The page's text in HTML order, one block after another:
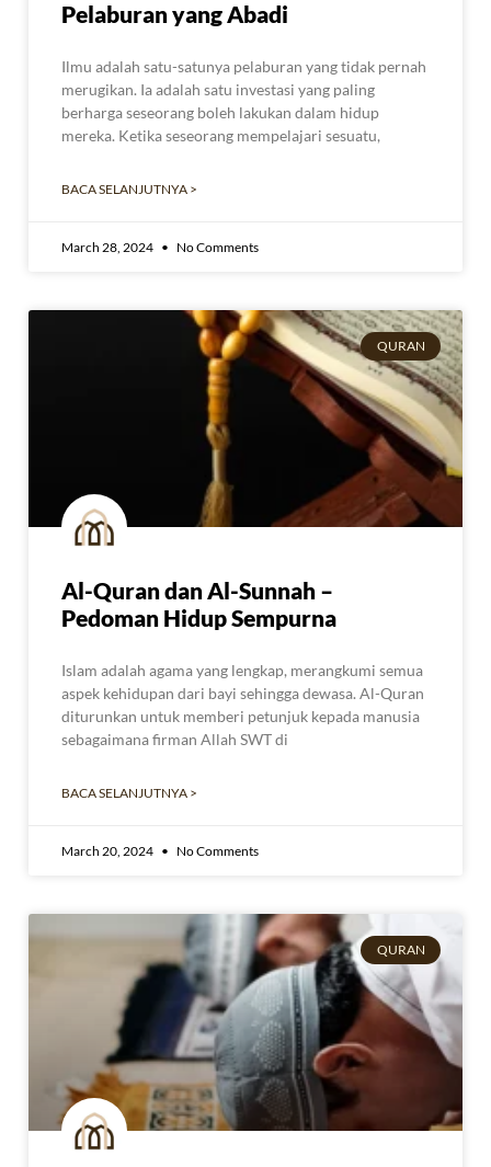
Pelaburan yang Abadi
Ilmu adalah satu-satunya pelaburan yang tidak pernah
merugikan. Ia adalah satu investasi yang paling
berharga seseorang boleh lakukan dalam hidup
mereka. Ketika seseorang mempelajari sesuatu,
BACA SELANJUTNYA >
March 28, 2024 No Comments
QURAN
Al-Quran dan Al-Sunnah –
Pedoman Hidup Sempurna
Islam adalah agama yang lengkap, merangkumi semua
aspek kehidupan dari bayi sehingga dewasa. Al-Quran
diturunkan untuk memberi petunjuk kepada manusia
sebagaimana firman Allah SWT di
BACA SELANJUTNYA >
March 20, 2024 No Comments
QURAN